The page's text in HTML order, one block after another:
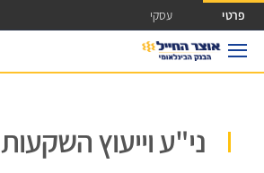
גישה ישירה לכפתור כניסה לחשבונך
פרטי עסקי
ני"ע וייעוץ השקעות